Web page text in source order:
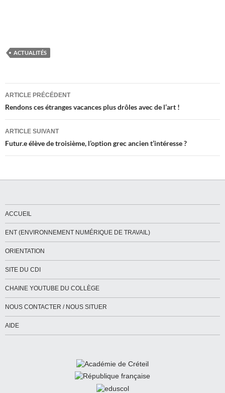
ACTUALITÉS
Navigation
des
articles
ARTICLE PRÉCÉDENT
Rendons ces étranges vacances plus drôles avec de l’art !
ARTICLE SUIVANT
Futur.e élève de troisième, l’option grec ancien t’intéresse ?
ACCUEIL
ENT (ENVIRONNEMENT NUMÉRIQUE DE TRAVAIL)
ORIENTATION
SITE DU CDI
CHAINE YOUTUBE DU COLLÈGE
NOUS CONTACTER / NOUS SITUER
AIDE